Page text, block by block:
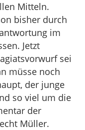
Mitteln.
bisher durch
im
Jetzt
sei
müsse noch
der junge
so viel um die
der
Müller.